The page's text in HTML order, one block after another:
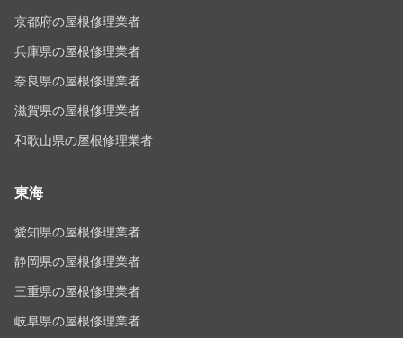
京都府の屋根修理業者
兵庫県の屋根修理業者
奈良県の屋根修理業者
滋賀県の屋根修理業者
和歌山県の屋根修理業者
東海
愛知県の屋根修理業者
静岡県の屋根修理業者
三重県の屋根修理業者
岐阜県の屋根修理業者